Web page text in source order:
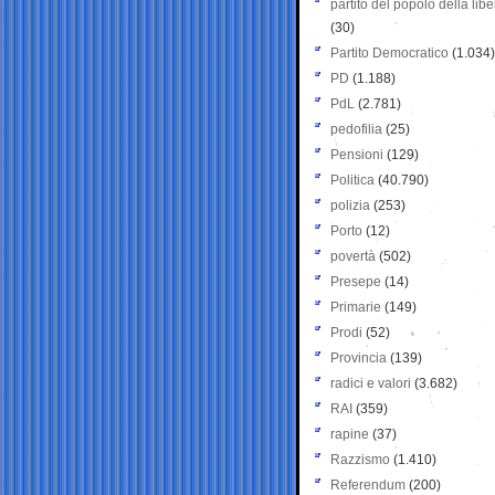
partito del popolo della
(30)
Partito Democratico (1.034)
PD (1.188)
PdL (2.781)
pedofilia (25)
Pensioni (129)
Politica (40.790)
polizia (253)
Porto (12)
povertà (502)
Presepe (14)
Primarie (149)
Prodi (52)
Provincia (139)
radici e valori (3.682)
RAI (359)
rapine (37)
Razzismo (1.410)
Referendum (200)